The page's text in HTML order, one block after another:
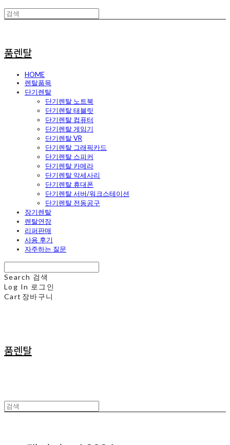
품렌탈
HOME
렌탈품목
단기렌탈
단기렌탈 노트북
단기렌탈 태블릿
단기렌탈 컴퓨터
단기렌탈 게임기
단기렌탈 VR
단기렌탈 그래픽카드
단기렌탈 스피커
단기렌탈 카메라
단기렌탈 악세사리
단기렌탈 휴대폰
단기렌탈 서버/워크스테이션
단기렌탈 전동공구
장기렌탈
렌탈연장
리퍼판매
사용 후기
자주하는 질문
Search 검색
Log In 로그인
Cart 장바구니
품렌탈